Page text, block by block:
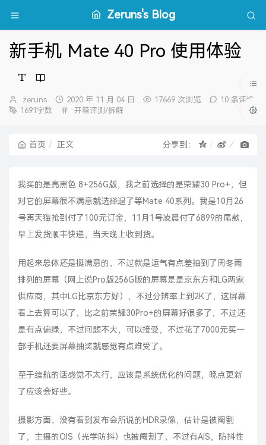
Zeruns's Blog
新手机 Mate 40 Pro 使用体验
博
主：
zeruns
发
布
2020 年 11 月 04 日 17669 次浏览
10 条评论
1691字数
分
开箱评测/拆解
首页 正文 分享到：
我买的是亮黑色 8+256G版，我之前选择的是荣耀30 Pro+，但
对它的屏幕很不满意就选择退了等Mate 40系列。我是10月26
号再天猫抢到付了100元订金，11月1号凌晨付了6899的尾款，
早上发货顺丰快递，当天晚上收到货。
用起来总体还是挺满意的，不过就是运气有点差抽到了周冬雨
排列的屏幕（网上说Pro版256G版的屏幕是是京东方和LG两家
供应商，其中LG比京东方好），不过分辨率上到2K了，这屏幕
看上去算可以了，比之前荣耀30Pro+的屏幕好很多了，不过还
是有点偏绿，不过问题不大，可以接受，不过花了7000元买一
部手机还要屏幕抽奖就感觉有点难受了。
至于续航的话感觉不太行，应该是系统优化的问题，晚点更新
了应该会好些。
摄影方面，没有看到发布会所说的HDR录像，估计是被阉割
了，主摄的OIS（光学防抖）也被阉割了，不过有AIS，防抖性